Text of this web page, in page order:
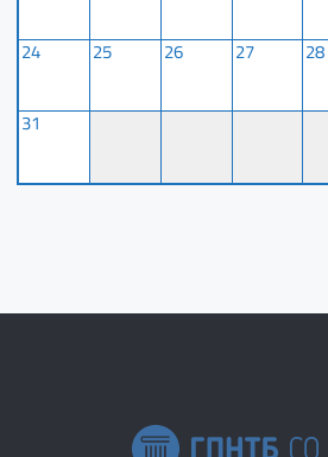
24 25 26 27 28
31